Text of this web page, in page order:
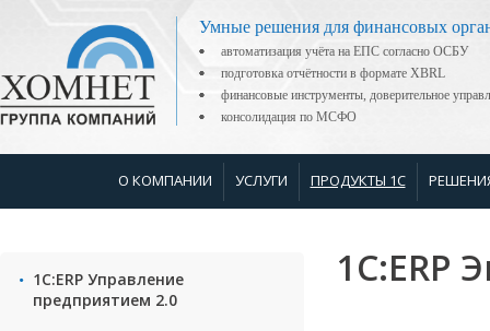
Умные решения для финансовых
автоматизация учёта на ЕПС согласно ОСБУ
подготовка отчётности в формате XBRL
финансовые инструменты, доверительное
консолидация по МСФО
О КОМПАНИИ УСЛУГИ ПРОДУКТЫ 1С
1С:ERP Управление
предприятием 2.0
1С:ERP